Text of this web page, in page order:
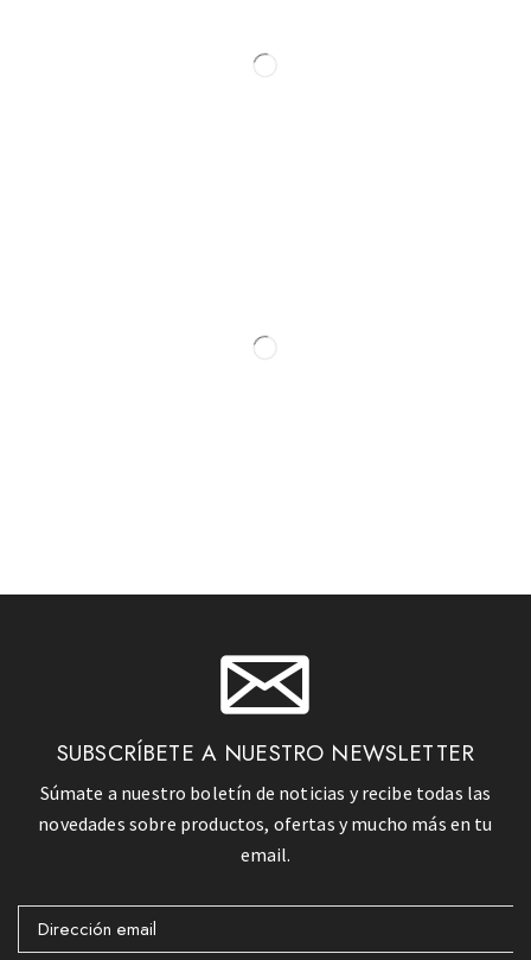
SUBSCRÍBETE A NUESTRO NEWSLETTER
Súmate a nuestro boletín de noticias y recibe todas las
novedades sobre productos, ofertas y mucho más en tu
email.